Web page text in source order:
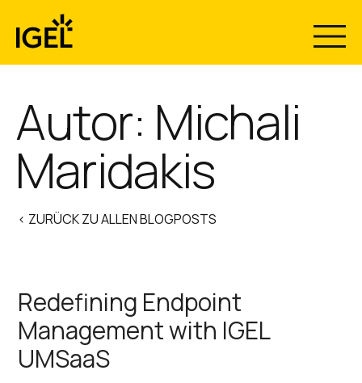
content
Autor: Michali
Maridakis
< ZURÜCK ZU ALLEN BLOGPOSTS
Redefining Endpoint
Management with IGEL
UMSaaS